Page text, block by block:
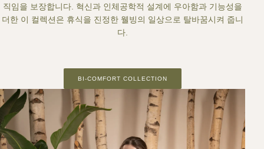
직임을 보장합니다. 혁신과 인체공학적 설계에 우아함과 기능성을
더한 이 컬렉션은 휴식을 진정한 웰빙의 일상으로 탈바꿈시켜 줍니
다.
BI-COMFORT COLLECTION